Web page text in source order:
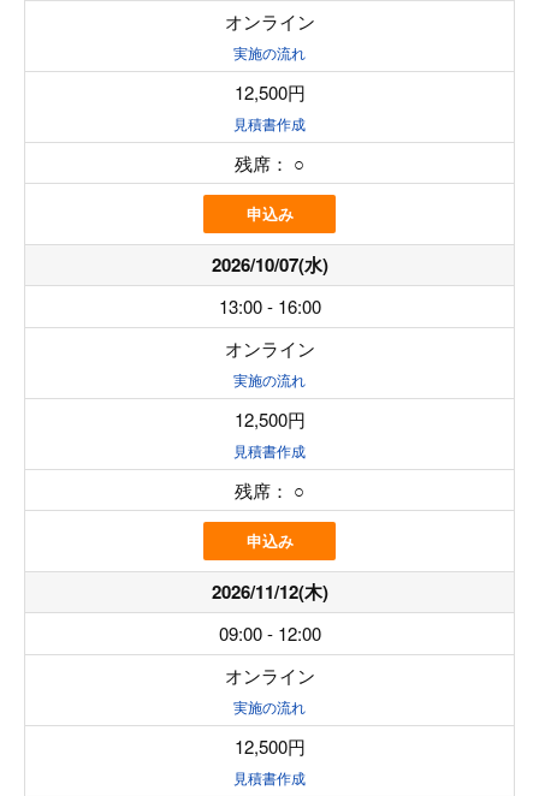
オンライン
実施の流れ
12,500円
見積書作成
残席： ○
申込み
2026/10/07(水)
13:00 - 16:00
オンライン
実施の流れ
12,500円
見積書作成
残席： ○
申込み
2026/11/12(木)
09:00 - 12:00
オンライン
実施の流れ
12,500円
見積書作成